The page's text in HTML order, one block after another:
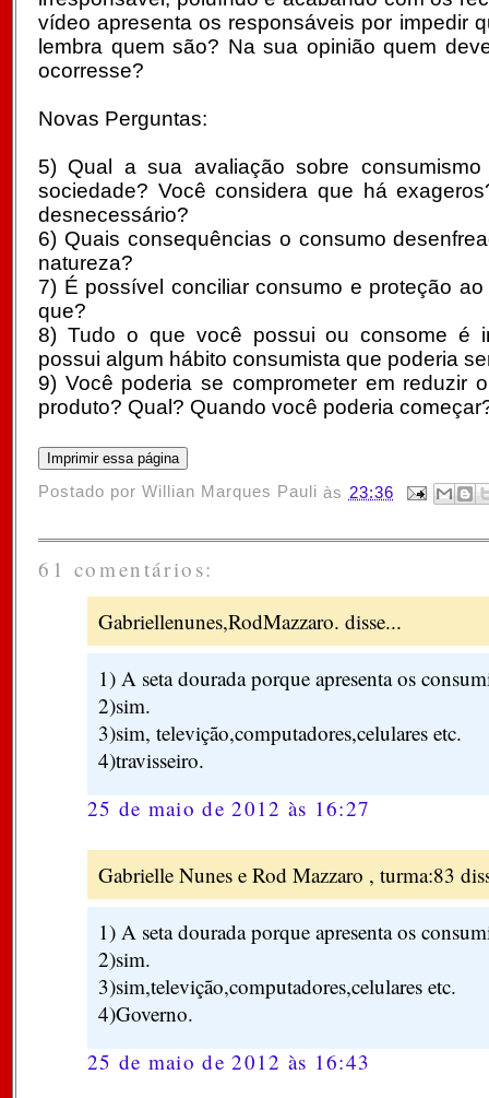
vídeo apresenta os responsáveis por impedir
lembra quem são? Na sua opinião quem
ocorresse?
Novas Perguntas:
5) Qual a sua avaliação sobre
sociedade? Você considera que há
desnecessário?
6) Quais consequências o consumo
natureza?
7) É possível conciliar consumo e proteção
que?
8) Tudo o que você possui ou consome é
possui algum hábito consumista que poderia
9) Você poderia se comprometer em reduzir
produto? Qual? Quando você poderia
Postado porWillian Marques Pauli às 23:36
61 comentários:
Gabriellenunes,RodMazzaro. disse...
1) A seta dourada porque apresenta os
2)sim.
3)sim, televição,computadores,celulares etc.
4)travisseiro.
25 de maio de 2012 às 16:27
Gabrielle Nunes e Rod Mazzaro , turma:83
1) A seta dourada porque apresenta os
2)sim.
3)sim,televição,computadores,celulares etc.
4)Governo.
25 de maio de 2012 às 16:43